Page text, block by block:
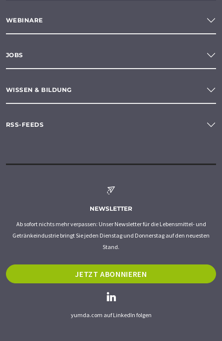
WEBINARE
JOBS
WISSEN & BILDUNG
RSS-FEEDS
NEWSLETTER
Ab sofort nichts mehr verpassen: Unser Newsletter für die Lebensmittel- und
Getränkeindustrie bringt Sie jeden Dienstag und Donnerstag auf den neuesten
Stand.
JETZT ABONNIEREN
yumda.com auf LinkedIn folgen